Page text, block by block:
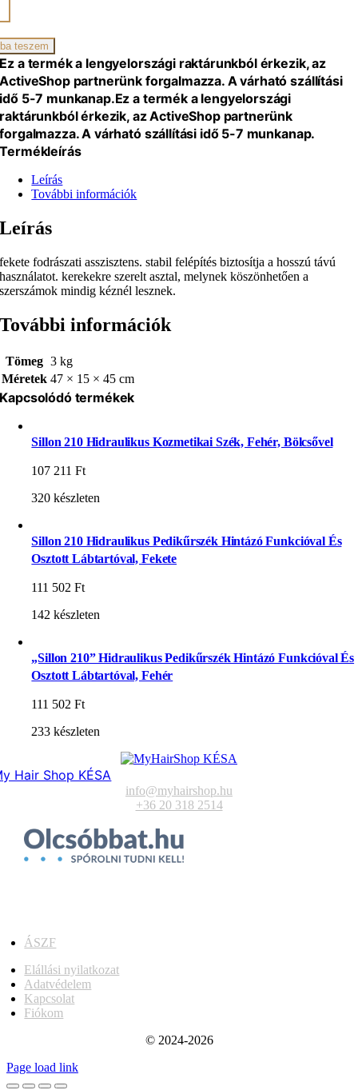
teszem
Ez a termék a lengyelországi raktárunkból érkezik, az
ActiveShop partnerünk forgalmazza. A várható szállítási
idő 5-7 munkanap.Ez a termék a lengyelországi
raktárunkból érkezik, az ActiveShop partnerünk
forgalmazza. A várható szállítási idő 5-7 munkanap.
Termékleírás
Leírás
További információk
Leírás
fekete fodrászati asszisztens. stabil felépítés biztosítja a hosszú távú
használatot. kerekekre szerelt asztal, melynek köszönhetően a
szerszámok mindig kéznél lesznek.
További információk
Tömeg 3 kg
Méretek 47 × 15 × 45 cm
Kapcsolódó termékek
Sillon 210 Hidraulikus Kozmetikai Szék, Fehér, Bölcsővel
107 211Ft
320 készleten
Sillon 210 Hidraulikus Pedikűrszék Hintázó Funkcióval És
Osztott Lábtartóval, Fekete
111 502Ft
142 készleten
„Sillon 210” Hidraulikus Pedikűrszék Hintázó Funkcióval És
Osztott Lábtartóval, Fehér
111 502Ft
233 készleten
Hair Shop KÉSA
info@myhairshop.hu
+36 20 318 2514
ÁSZF
Elállási nyilatkozat
Adatvédelem
Kapcsolat
Fiókom
© 2024-2026
Page load link